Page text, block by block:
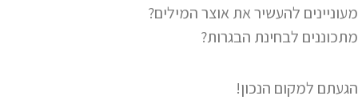
מעוניינים להעשיר את אוצר המילים?
מתכוננים לבחינת הבגרות?
הגעתם למקום הנכון!